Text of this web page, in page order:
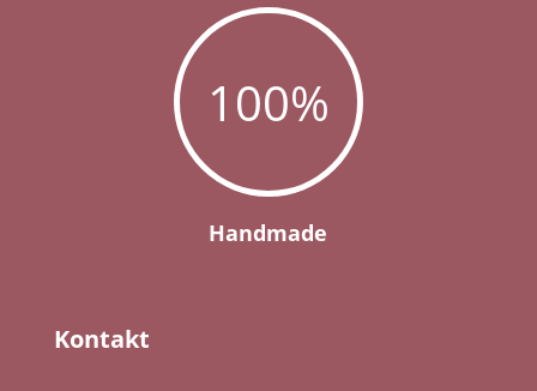
100%
Handmade
Kontakt